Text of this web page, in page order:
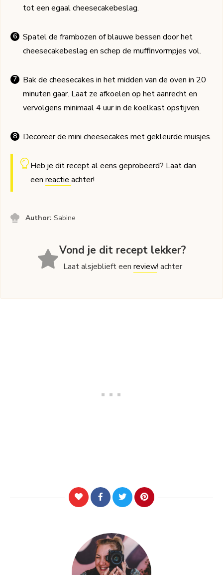
tot een egaal cheesecakebeslag.
Spatel de frambozen of blauwe bessen door het
cheesecakebeslag en schep de muffinvormpjes vol.
Bak de cheesecakes in het midden van de oven in 20
minuten gaar. Laat ze afkoelen op het aanrecht en
vervolgens minimaal 4 uur in de koelkast opstijven.
Decoreer de mini cheesecakes met gekleurde muisjes.
Heb je dit recept al eens geprobeerd? Laat dan
een reactie achter!
Author:Sabine
Vond je dit recept lekker?
Laat alsjeblieft eenreview! achter